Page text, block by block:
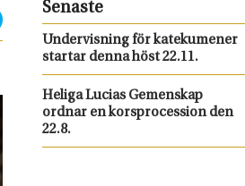
Senaste
Undervisning för katekumener
startar denna höst 22.11.
Heliga Lucias Gemenskap
ordnar en korsprocession den
22.8.